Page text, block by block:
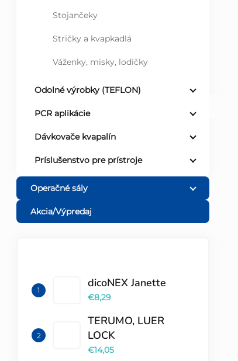
Stojančeky
Stričky a kvapkadlá
Váženky, misky, lodičky
Odolné výrobky (TEFLON)
PCR aplikácie
Dávkovače kvapalín
Príslušenstvo pre prístroje
Operačné sály
Akcia/Výpredaj
dicoNEX Janette
€8,29
TERUMO, LUER
LOCK
€14,05